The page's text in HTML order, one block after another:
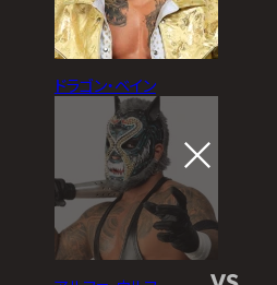
ドラゴン・ベイン